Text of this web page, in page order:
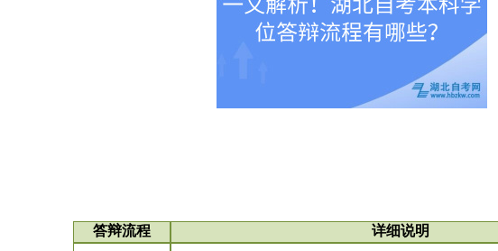
答辩流程 详细说明